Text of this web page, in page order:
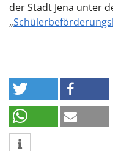
der Stadt Jena unter
„